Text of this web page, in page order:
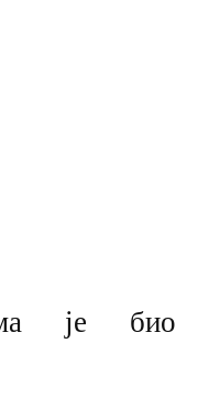
је био